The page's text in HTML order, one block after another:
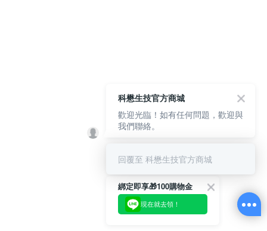
綁定即享🎁100購物金
現在就去領！
科懋生技官方商城
歡迎光臨！如有任何問題，歡迎與
我們聯絡。
回覆至 科懋生技官方商城